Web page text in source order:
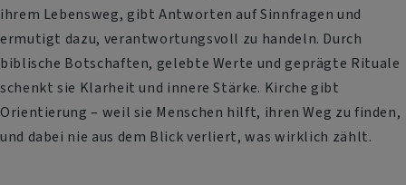
ihrem Lebensweg, gibt Antworten auf Sinnfragen und
ermutigt dazu, verantwortungsvoll zu handeln. Durch
biblische Botschaften, gelebte Werte und geprägte Rituale
schenkt sie Klarheit und innere Stärke. Kirche gibt
Orientierung – weil sie Menschen hilft, ihren Weg zu finden,
und dabei nie aus dem Blick verliert, was wirklich zählt.